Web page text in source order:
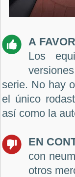
A
Los
serie. No hay
el único
así como la
EN
con
otros